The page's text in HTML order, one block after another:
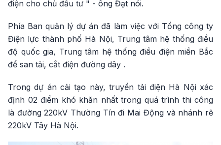
điện cho chủ đầu tư " - ông Đạt nói.
Phía Ban quản lý dự án đã làm việc với Tổng công ty
Điện lực thành phố Hà Nội, Trung tâm hệ thống điều
độ quốc gia, Trung tâm hệ thống điều điện miền Bắc
để san tải, cắt điện đường dây .
Trong dự án cải tạo này, truyền tải điện Hà Nội xác
định 02 điểm khó khăn nhất trong quá trình thi công
là đường 220kV Thường Tín đi Mai Động và nhánh rẽ
220kV Tây Hà Nội.